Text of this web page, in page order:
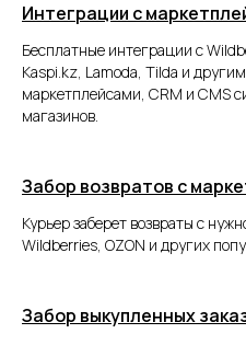
Интеграции с
Бесплатные интеграции с
Kaspi.kz, Lamoda, Tilda и
маркетплейсами, CRM и CMS
магазинов.
Забор возвратов с
Курьер заберет возвраты с
Wildberries, OZON и других
Забор выкупленных
как поднять продажи
сотрудничаем
с маркетплейсами
схемам работы: FBO,
заранее сообщим, что
маркировкой,
упаковкой и
заказов